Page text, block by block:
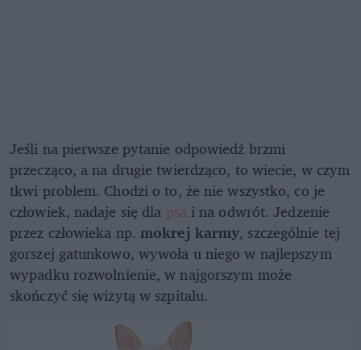
Jeśli na pierwsze pytanie odpowiedź brzmi
przecząco, a na drugie twierdząco, to wiecie, w czym
tkwi problem. Chodzi o to, że nie wszystko, co je
człowiek, nadaje się dla psai na odwrót. Jedzenie
przez człowieka np.mokrej karmy, szczególnie tej
gorszej gatunkowo, wywoła u niego w najlepszym
wypadku rozwolnienie, w najgorszym może
skończyć się wizytą w szpitalu.